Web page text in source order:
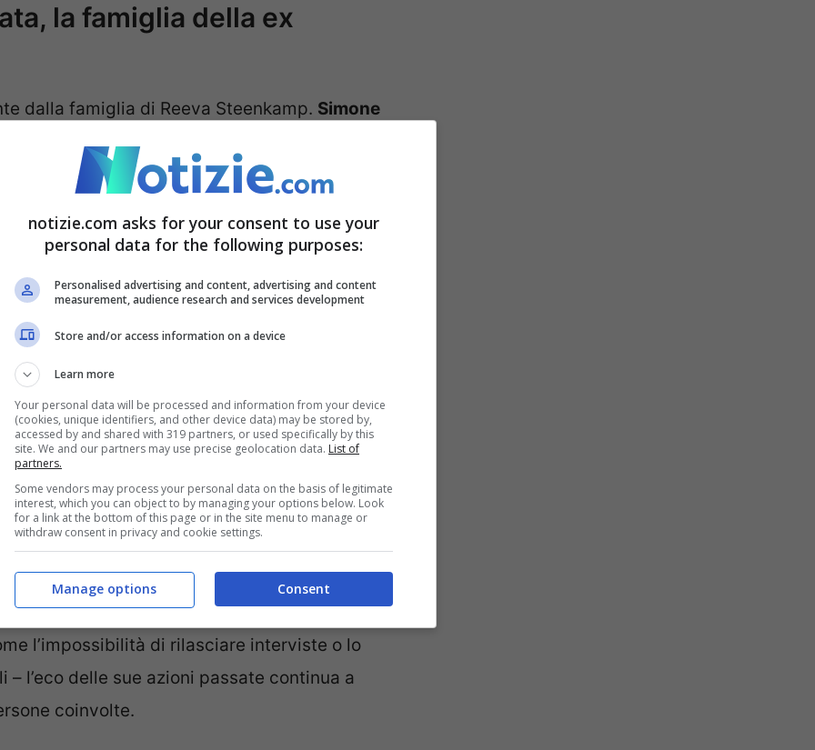
la famiglia della ex
dalla famiglia di Reeva Steenkamp. Simone
da Pistorius nel 2013, ha espresso
Greyling e sua sorella Reeva.
questo momento ho la pelle d’oca e i brividi
stampa. “Assomiglia tantissimo alla mia
Le parole di Cowburn trasudano dolore
tolto la vita a sua sorella.
dal quotidiano britannico
alla relazione tra Greyling e Pistorius. Ha
nella gestione della rabbia: “Non
in lui”.
di reinserimento sociale degli ex
nelle tragedie di andare avanti. Mentre
la sua vita dopo il carcere – rispettando le
l’impossibilità di rilasciare interviste o lo
l’eco delle sue azioni passate continua a
coinvolte.
notizie.com asks for your consent to use your
personal data for the following purposes:
Personalised advertising and content, advertising and content
measurement, audience research and services development
Store and/or access information on a device
Learn more
Your personal data will be processed and information from your device
(cookies, unique identifiers, and other device data) may be stored by,
accessed by and shared with 319 partners, or used specifically by this
site. We and our partners may use precise geolocation data. List of
partners.
Some vendors may process your personal data on the basis of legitimate
interest, which you can object to by managing your options below. Look
for a link at the bottom of this page or in the site menu to manage or
withdraw consent in privacy and cookie settings.
Consent
Manage options